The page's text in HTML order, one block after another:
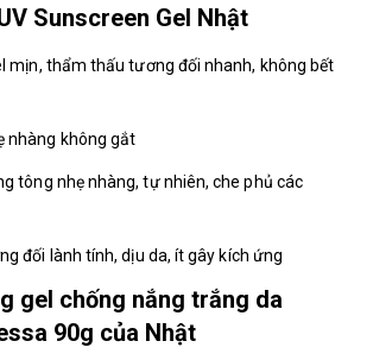
Sunscreen Gel Nhật
mịn, thẩm thấu tương đối nhanh, không bết
nhàng không gắt
tông nhẹ nhàng, tự nhiên, che phủ các
đối lành tính, dịu da, ít gây kích ứng
gel chống nắng trắng da
90g của Nhật